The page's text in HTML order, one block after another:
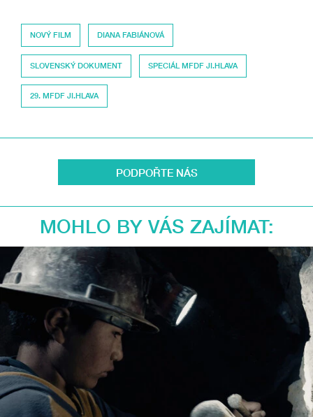
NOVÝ FILM DIANA FABIÁNOVÁ
SLOVENSKÝ DOKUMENT SPECIÁL MFDF JI.HLAVA
29. MFDF JI.HLAVA
PODPOŘTE NÁS
MOHLO BY VÁS ZAJÍMAT: